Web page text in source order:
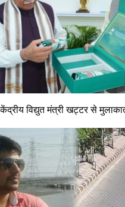
विद्युत मंत्री खट्टर से